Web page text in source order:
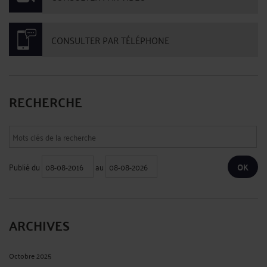
CONSULTER PAR TÉLÉPHONE
RECHERCHE
Publié du au
ARCHIVES
Octobre 2025